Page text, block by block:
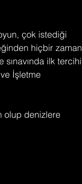
çok istediği
hiçbir zaman
ilk tercihi
İşletme
olup denizlere